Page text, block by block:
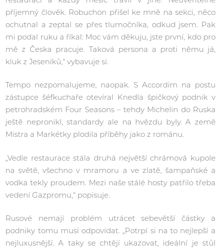
příjemný člověk. Robuchon přišel ke mně na sekci, něco
ochutnal a zeptal se přes tlumočníka, odkud jsem. Pak
mi podal ruku a říkal: Moc vám děkuju, jste první, kdo pro
mě z Česka pracuje. Taková persona a proti němu já,
kluk z Jeseníků,“ vybavuje si.
Tempo nezpomalujeme, naopak. S Accordim na postu
zástupce šéfkuchaře otevíral Knedla špičkový podnik v
petrohradském Four Seasons – tehdy Michelin do Ruska
ještě nepronikl, standardy ale na hvězdu byly. A země
Mistra a Markétky plodila příběhy jako z románu.
„Vedle restaurace stála druhá největší chrámová kupole
na světě, všechno v mramoru a ve zlatě, šampaňské a
vodka tekly proudem. Mezi naše stálé hosty patřilo třeba
vedení Gazpromu,“ popisuje.
Rusové nemají problém utrácet sebevětší částky a
podniky tomu musí odpovídat. „Potrpí si na to nejlepší a
nejluxusnější. A taky se chtějí ukazovat, ideální je stůl